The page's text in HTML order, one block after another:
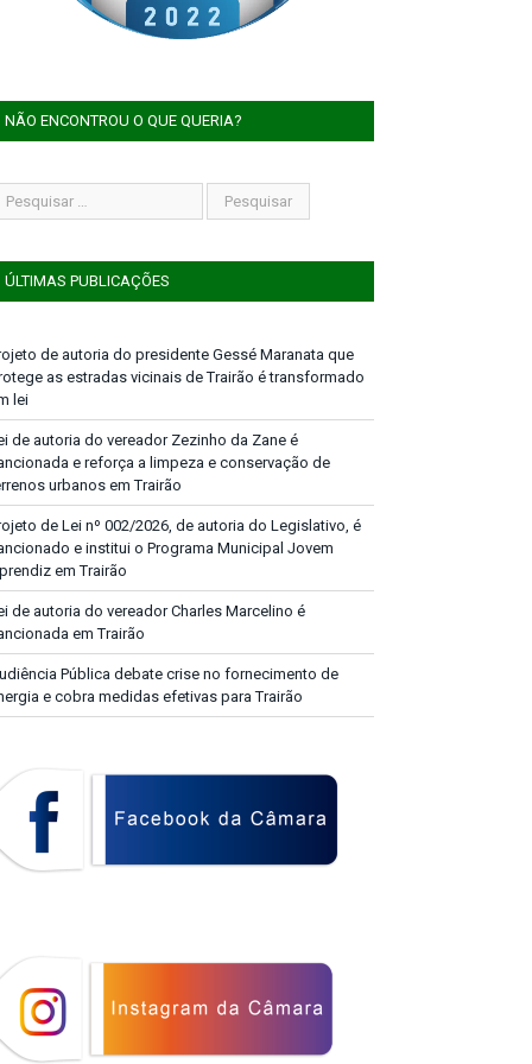
NÃO ENCONTROU O QUE QUERIA?
ÚLTIMAS PUBLICAÇÕES
de autoria do presidente Gessé Maranata que
as estradas vicinais de Trairão é transformado
lei
de autoria do vereador Zezinho da Zane é
e reforça a limpeza e conservação de
urbanos em Trairão
de Lei nº 002/2026, de autoria do Legislativo, é
e institui o Programa Municipal Jovem
em Trairão
de autoria do vereador Charles Marcelino é
em Trairão
Pública debate crise no fornecimento de
e cobra medidas efetivas para Trairão